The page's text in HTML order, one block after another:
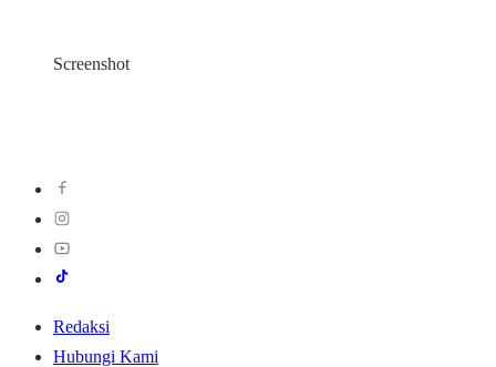
Screenshot
Redaksi
Hubungi Kami